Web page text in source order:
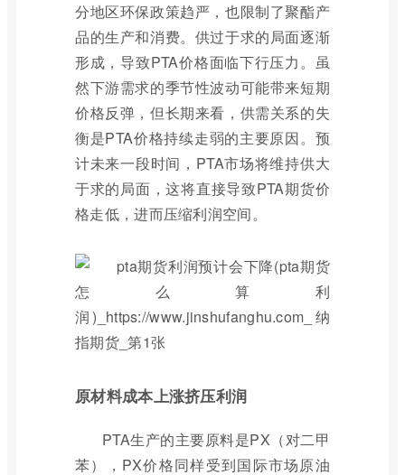
分地区环保政策趋严，也限制了聚酯产
品的生产和消费。供过于求的局面逐渐
形成，导致PTA价格面临下行压力。虽
然下游需求的季节性波动可能带来短期
价格反弹，但长期来看，供需关系的失
衡是PTA价格持续走弱的主要原因。预
计未来一段时间，PTA市场将维持供大
于求的局面，这将直接导致PTA期货价
格走低，进而压缩利润空间。
原材料成本上涨挤压利润
PTA生产的主要原料是PX（对二甲
苯），PX价格同样受到国际市场原油